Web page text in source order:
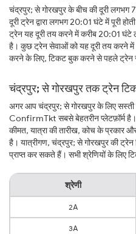
चंद्रपुर; से गोरखपुर के बीच की दूरी लगभग
दूरी ट्रेन द्वारा लगभग 20:01 घंटे में पूरी
ट्रेन यह दूरी तय करने में करीब 20:01 घंटे
है। कुछ ट्रेन सेवाओं को यह दूरी तय करने
करने के लिए, टिकट बुक करने से पहले
चंद्रपुर; से गोरखपुर तक ट्रेन
अगर आप चंद्रपुर; से गोरखपुर के लिए सस्ती
ConfirmTkt सबसे बेहतरीन प्लेटफ़ॉर्म
कीमत, यात्रा की तारीख, कोच के प्रकार
है। यात्रीगण, चंद्रपुर; से गोरखपुर की
प्राप्त कर सकते हैं। सभी श्रेणियों के लिए
श्रेणी
2A
3A